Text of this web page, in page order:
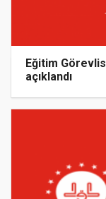
Eğitim Görevlisi
açıklandı